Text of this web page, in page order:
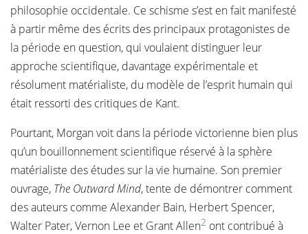
philosophie occidentale. Ce schisme s’est en fait manifesté
à partir même des écrits des principaux protagonistes de
la période en question, qui voulaient distinguer leur
approche scientifique, davantage expérimentale et
résolument matérialiste, du modèle de l’esprit humain qui
était ressorti des critiques de Kant.
Pourtant, Morgan voit dans la période victorienne bien plus
qu’un bouillonnement scientifique réservé à la sphère
matérialiste des études sur la vie humaine. Son premier
ouvrage, The Outward Mind, tente de démontrer comment
des auteurs comme Alexander Bain, Herbert Spencer,
Walter Pater, Vernon Lee et Grant Allen2 ont contribué à